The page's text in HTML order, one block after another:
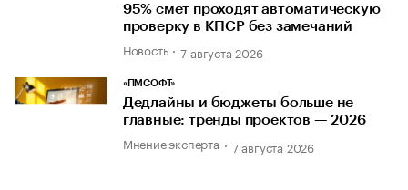
95% смет проходят автоматическую
проверку в КПСР без замечаний
Новость 7 августа 2026
«ПМСОФТ»
Дедлайны и бюджеты больше не
главные: тренды проектов — 2026
Мнение эксперта 7 августа 2026